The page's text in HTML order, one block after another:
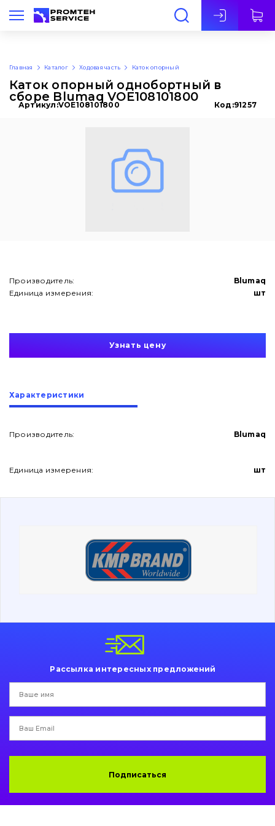
Рус
О нас
Контакты
Вакансии
Коронки, зубья, адаптера, пальцы, фиксаторы
Ножи, режущие кромки
Подушки амортизационные
Пальци и втулки
написати
зателефонувати
Главная Каталог Ходовая часть Каток опорный
Каток опорный однобортный в
сборе Blumaq VOE108101800
Артикул:VOE108101800 Код:91257
Производитель:
Blumaq
Единица измерения:
шт
Узнать цену
Характеристики
Производитель: Blumaq
Единица измерения: шт
Рассылка интересных предложений
Подписаться